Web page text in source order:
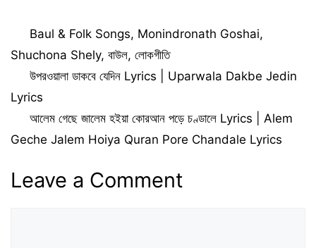
Categories
Baul & Folk Songs, Monindronath Goshai,
Shuchona Shely, বাউল, লোকগীতি
উপরওয়ালা ডাকবে যেদিন Lyrics | Uparwala Dakbe Jedin
Lyrics
আলেম গেছে জালেম হইয়া কোরআন পড়ে চণ্ডালে Lyrics | Alem
Geche Jalem Hoiya Quran Pore Chandale Lyrics
Leave a Comment